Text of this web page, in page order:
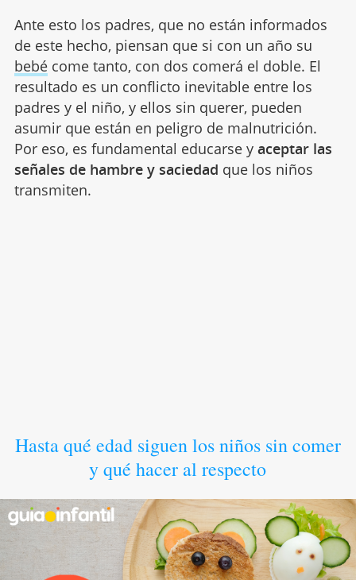
Ante esto los padres, que no están informados
de este hecho, piensan que si con un año su
bebécome tanto, con dos comerá el doble. El
resultado es un conflicto inevitable entre los
padres y el niño, y ellos sin querer, pueden
asumir que están en peligro de malnutrición.
Por eso, es fundamental educarse y aceptar las
señales de hambre y saciedad que los niños
transmiten.
Hasta qué edad siguen los niños sin comer
y qué hacer al respecto